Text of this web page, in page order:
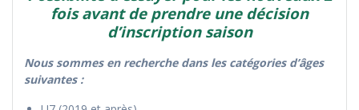
fois avant de prendre une décision
d’inscription saison
Nous sommes en recherche dans les catégories d’âges
suivantes :